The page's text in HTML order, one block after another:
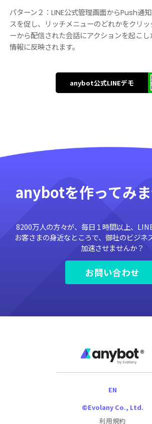
パターン２：LINE公式管理画面からPush通
スを促し、リッチメニューのどれかをクリ
ーから配信された会話にアクションを起こ
情報に反映されます。
anybot公式LINEデモ
anybotを作ってみ
8200万人の方々が、毎日１時間以上、
お客さまの身近なところで、御社のビジネ
加速させませんか？
お問い合わせ
EN
©Evolany Co., Ltd.
利用規約